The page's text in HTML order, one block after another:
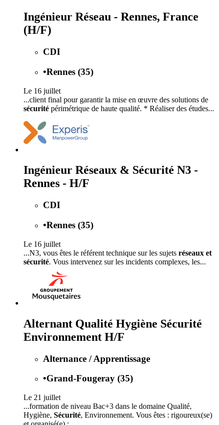
Ingénieur Réseau - Rennes, France
(H/F)
CDI
•Rennes (35)
Le 16 juillet
...client final pour garantir la mise en œuvre des solutions de
sécurité périmétrique de haute qualité. * Réaliser des études...
Ingénieur Réseaux & Sécurité N3 -
Rennes - H/F
CDI
•Rennes (35)
Le 16 juillet
...N3, vous êtes le référent technique sur les sujets réseaux et
sécurité. Vous intervenez sur les incidents complexes, les...
Alternant Qualité Hygiène Sécurité
Environnement H/F
Alternance / Apprentissage
•Grand-Fougeray (35)
Le 21 juillet
...formation de niveau Bac+3 dans le domaine Qualité,
Hygiène, Sécurité, Environnement. Vous êtes : rigoureux(se)